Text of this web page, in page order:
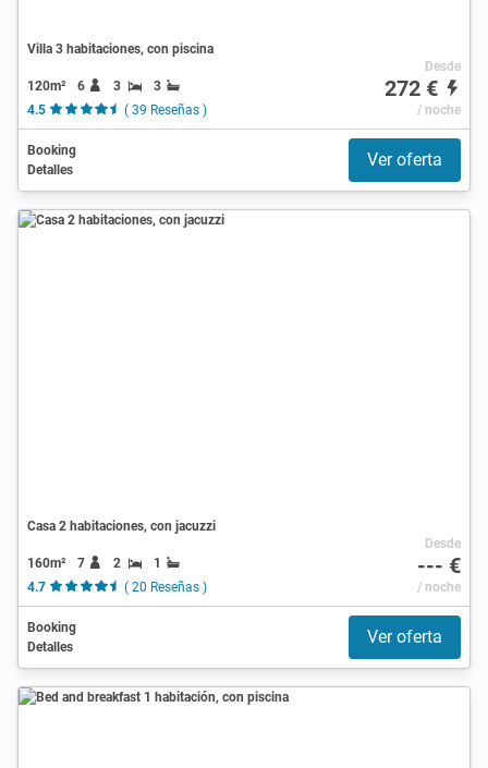
Villa 3 habitaciones, con piscina
120m² 6 3
3
4.5
( 39 Reseñas )
Desde
272 €
/ noche
Booking
Detalles
Ver oferta
Casa 2 habitaciones, con jacuzzi
160m² 7 2
1
4.7
( 20 Reseñas )
Desde
--- €
/ noche
Booking
Detalles
Ver oferta